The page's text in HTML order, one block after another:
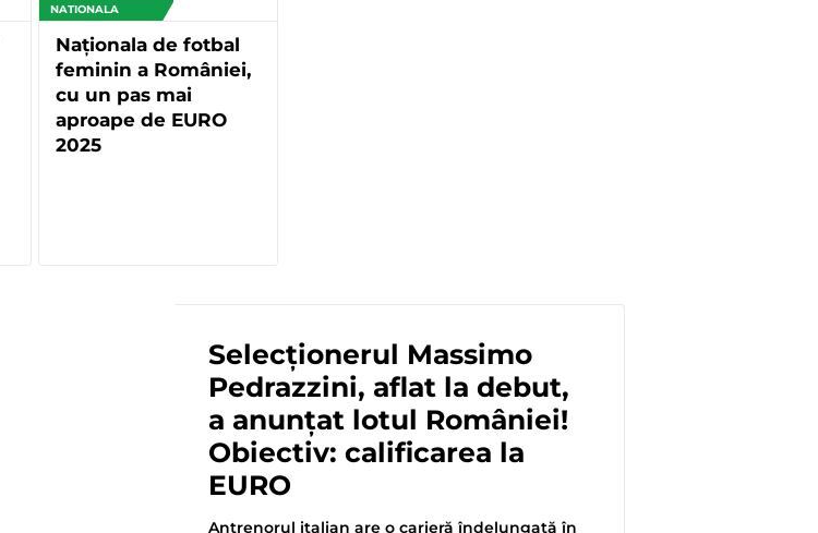
NATIONALA
Naționala de fotbal
feminin a României,
cu un pas mai
aproape de EURO
2025
Selecționerul Massimo
Pedrazzini, aflat la debut,
a anunțat lotul României!
Obiectiv: calificarea la
EURO
Antrenorul italian are o carieră îndelungată în